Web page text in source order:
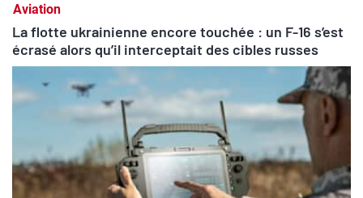
Aviation
La flotte ukrainienne encore touchée : un F-16 s’est
écrasé alors qu’il interceptait des cibles russes